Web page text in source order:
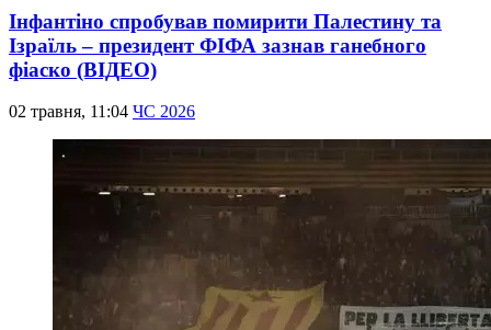
Інфантіно спробував помирити Палестину та
Ізраїль – президент ФІФА зазнав ганебного
фіаско (ВІДЕО)
02 травня, 11:04 ЧС 2026